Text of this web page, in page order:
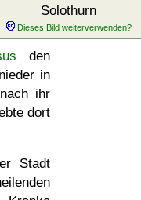
Solothurn
den
in
ihr
dort
Stadt